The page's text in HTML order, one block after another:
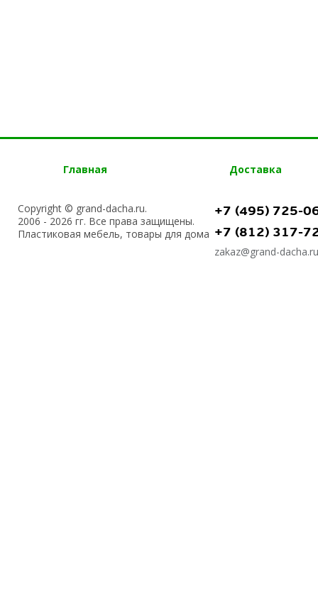
Главная Доставка
Copyright © grand-dacha.ru.
2006 - 2026 гг. Все права защищены.
Пластиковая мебель, товары для дома
+7 (495) 725-
+7 (812) 317-
zakaz@grand-dacha.ru